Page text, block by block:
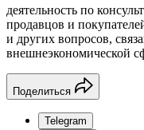
деятельность по
продавцов и
и других вопросов,
внешнеэкономической
Поделиться
Telegram